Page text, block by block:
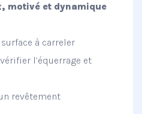
motivé et dynamique
à carreler
l’équerrage et
revêtement